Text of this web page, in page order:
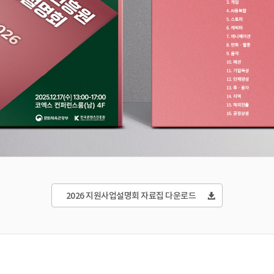
2026 지원사업설명회 자료집 다운로드